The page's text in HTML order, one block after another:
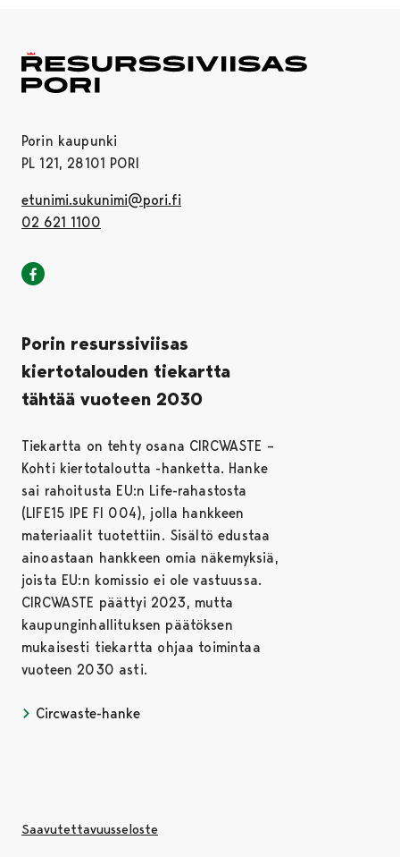
Porin kaupunki
PL 121, 28101 PORI
etunimi.sukunimi@pori.fi
02 621 1100
Porin resurssiviisas
kiertotalouden tiekartta
tähtää vuoteen 2030
Tiekartta on tehty osana CIRCWASTE –
Kohti kiertotaloutta -hanketta. Hanke
sai rahoitusta EU:n Life-rahastosta
(LIFE15 IPE FI 004), jolla hankkeen
materiaalit tuotettiin. Sisältö edustaa
ainoastaan hankkeen omia näkemyksiä,
joista EU:n komissio ei ole vastuussa.
CIRCWASTE päättyi 2023, mutta
kaupunginhallituksen päätöksen
mukaisesti tiekartta ohjaa toimintaa
vuoteen 2030 asti.
Circwaste-hanke
Saavutettavuusseloste